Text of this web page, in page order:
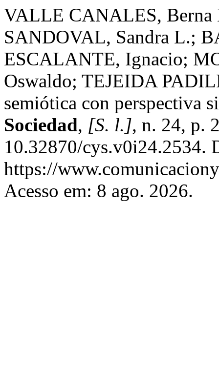
VALLE CANALES,
SANDOVAL, Sandra L.;
ESCALANTE, Ignacio;
Oswaldo; TEJEIDA
semiótica con perspectiva
Sociedad, [S. l.], n. 24, p.
10.32870/cys.v0i24.2534.
https://
Acesso em: 8 ago. 2026.